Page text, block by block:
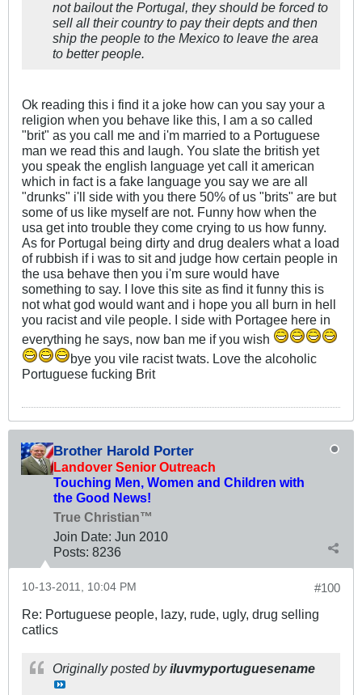
not bailout the Portugal, they should be forced to
sell all their country to pay their depts and then
ship the people to the Mexico to leave the area
to better people.
Ok reading this i find it a joke how can you say your a
religion when you behave like this, I am a so called
"brit" as you call me and i'm married to a Portuguese
man we read this and laugh. You slate the british yet
you speak the english language yet call it american
which in fact is a fake language you say we are all
"drunks" i'll side with you there 50% of us "brits" are but
some of us like myself are not. Funny how when the
usa get into trouble they come crying to us how funny.
As for Portugal being dirty and drug dealers what a load
of rubbish if i was to sit and judge how certain people in
the usa behave then you i'm sure would have
something to say. I love this site as find it funny this is
not what god would want and i hope you all burn in hell
you racist and vile people. I side with Portagee here in
everything he says, now ban me if you wish
bye you vile racist twats. Love the alcoholic
Portuguese fucking Brit
Brother Harold Porter
Landover Senior Outreach
Touching Men, Women and Children with
the Good News!
True Christian™
Join Date: Jun 2010
Posts: 8236
#100
10-13-2011, 10:04 PM
Re: Portuguese people, lazy, rude, ugly, drug selling
catlics
Originally posted byiluvmyportuguesename